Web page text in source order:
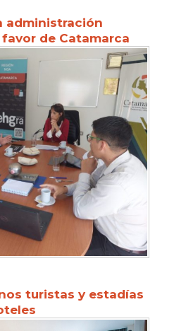
administración
de Catamarca
turistas y estadías